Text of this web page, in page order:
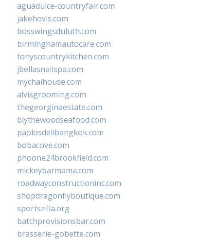
aguadulce-countryfair.com
jakehovis.com
bosswingsduluth.com
birminghamautocare.com
tonyscountrykitchen.com
jbellasnailspa.com
mychaihouse.com
alvisgrooming.com
thegeorginaestate.com
blythewoodseafood.com
paolosdelibangkok.com
bobacove.com
phoone24brookfield.com
mickeybarmama.com
roadwayconstructioninc.com
shopdragonflyboutique.com
sportszilla.org
batchprovisionsbar.com
brasserie-gobette.com